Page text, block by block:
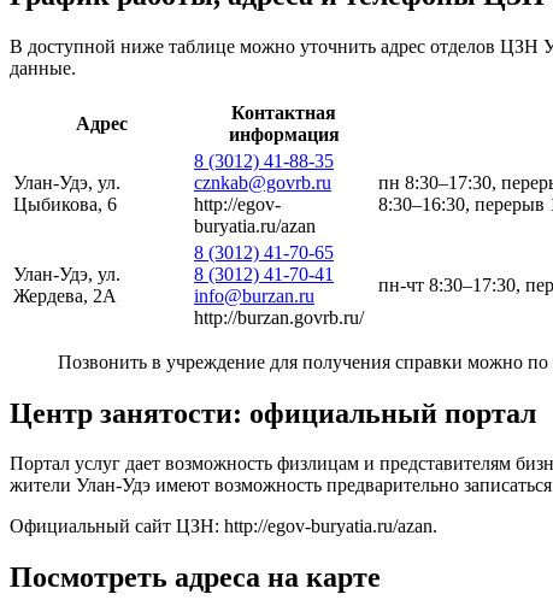
В доступной ниже таблице можно уточнить адрес отделов ЦЗН
данные.
Адрес
Контактная
информация
Улан-Удэ, ул.
Цыбикова, 6
8 (3012) 41-88-35
cznkab@govrb.ru
http://egov-
buryatia.ru/azan
пн 8:30–17:30,
8:30–16:30, перерыв
Улан-Удэ, ул.
Жердева, 2А
8 (3012) 41-70-65
8 (3012) 41-70-41
info@burzan.ru
http://burzan.govrb.ru/
пн-чт 8:30–17:30,
Позвонить в учреждение для получения справки можно по
Центр занятости: официальный портал
Портал услуг дает возможность физлицам и представителям
жители Улан-Удэ имеют возможность предварительно
Официальный сайт ЦЗН: http://egov-buryatia.ru/azan.
Посмотреть адреса на карте